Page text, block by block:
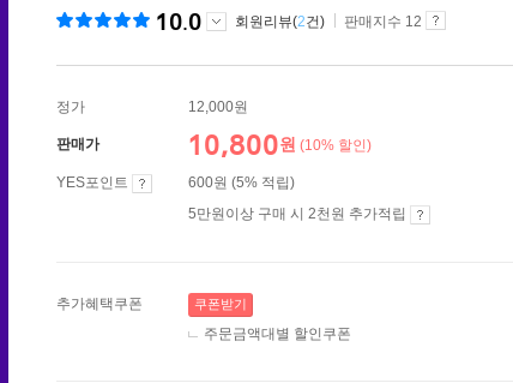
10.0 회원리뷰(2건) 판매지수 12
정가 12,000원
판매가 10,800원 (10% 할인)
YES포인트
600원 (5% 적립)
5만원이상 구매 시 2천원 추가적립
추가혜택쿠폰 쿠폰받기
주문금액대별 할인쿠폰